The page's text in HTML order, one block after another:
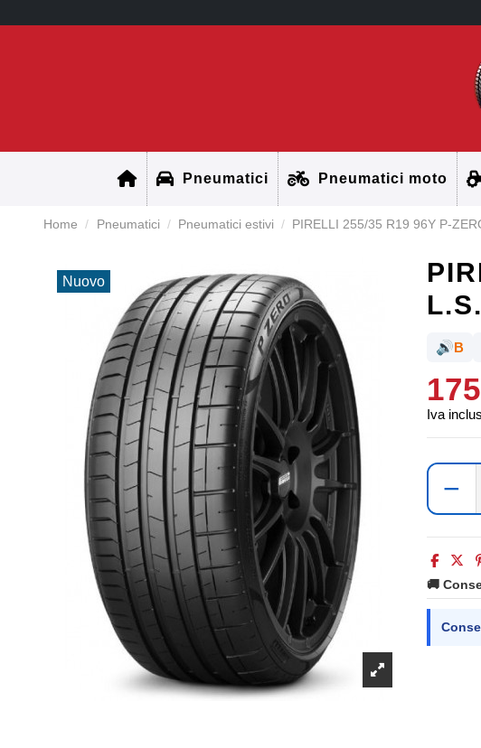
Pneumatici Pneumatici moto
Home Pneumatici Pneumatici estivi PIRELLI 255/35 R19 96Y P-
Nuovo
L.S.
🔊B
Iva
−
🚚